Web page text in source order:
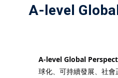
A-level
A-level Global
球化、可持續發展、社